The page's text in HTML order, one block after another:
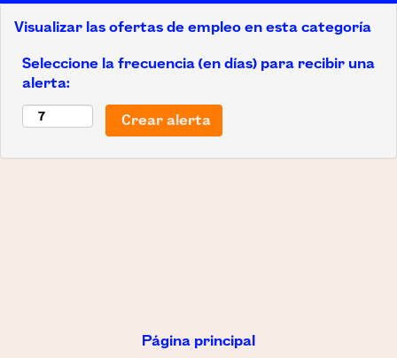
Visualizar las ofertas de empleo en esta categoría
Seleccione la frecuencia (en días) para recibir una
alerta:
Página principal